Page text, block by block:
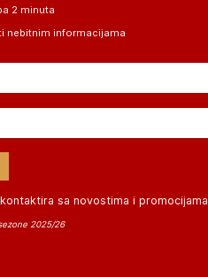
2 minuta
nebitnim informacijama
sa novostima i promocijama
2025/26